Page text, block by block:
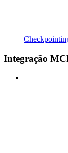
Integração